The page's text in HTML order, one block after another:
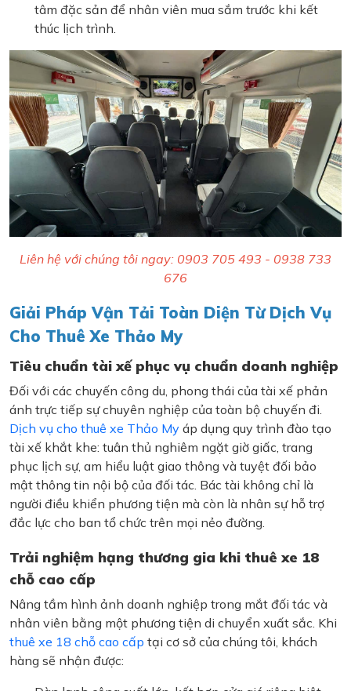
tâm đặc sản để nhân viên mua sắm trước khi kết
thúc lịch trình.
Liên hệ với chúng tôi ngay: 0903 705 493 - 0938 733
676
Giải Pháp Vận Tải Toàn Diện Từ Dịch Vụ
Cho Thuê Xe Thảo My
Tiêu chuẩn tài xế phục vụ chuẩn doanh nghiệp
Đối với các chuyến công du, phong thái của tài xế phản
ánh trực tiếp sự chuyên nghiệp của toàn bộ chuyến đi.
Dịch vụ cho thuê xe Thảo My áp dụng quy trình đào tạo
tài xế khắt khe: tuân thủ nghiêm ngặt giờ giấc, trang
phục lịch sự, am hiểu luật giao thông và tuyệt đối bảo
mật thông tin nội bộ của đối tác. Bác tài không chỉ là
người điều khiển phương tiện mà còn là nhân sự hỗ trợ
đắc lực cho ban tổ chức trên mọi nẻo đường.
Trải nghiệm hạng thương gia khi thuê xe 18
chỗ cao cấp
Nâng tầm hình ảnh doanh nghiệp trong mắt đối tác và
nhân viên bằng một phương tiện di chuyển xuất sắc. Khi
thuê xe 18 chỗ cao cấp tại cơ sở của chúng tôi, khách
hàng sẽ nhận được: